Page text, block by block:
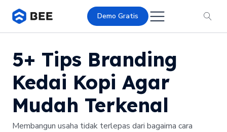
Demo Gratis
5+ Tips Branding
Kedai Kopi Agar
Mudah Terkenal
Membangun usaha tidak terlepas dari bagaima cara